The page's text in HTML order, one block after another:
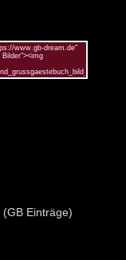
(GB Einträge)